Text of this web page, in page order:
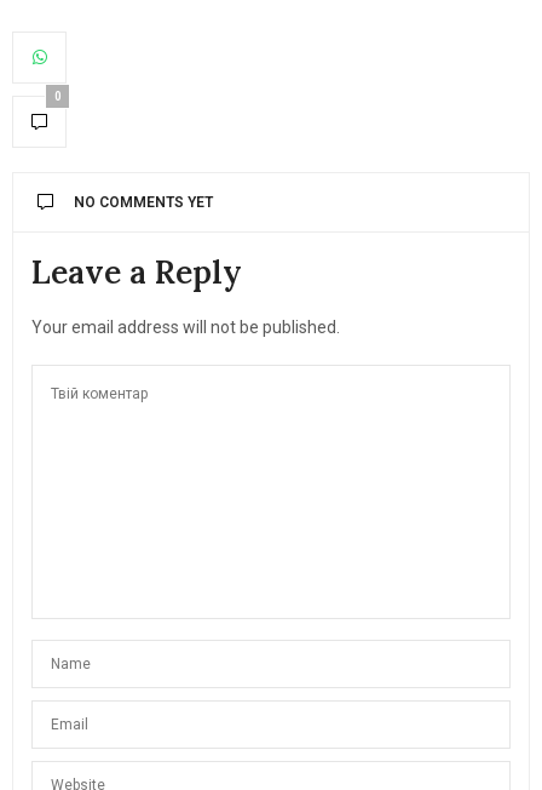
0
NO COMMENTS YET
Leave a Reply
Your email address will not be published.